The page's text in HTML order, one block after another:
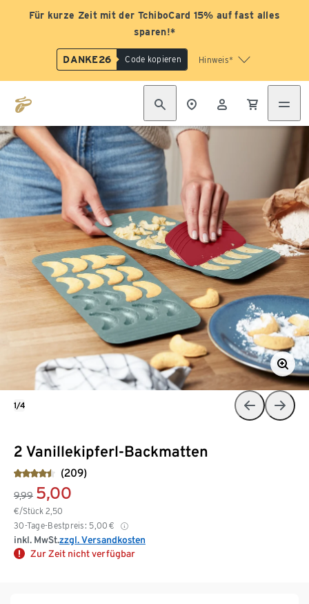
Für kurze Zeit mit der TchiboCard 15% auf fast alles
sparen!*
DANKE26 Code kopieren Hinweis*
2 Vanillekipferl-Backmatten
(209)
9,99 5,00
€/Stück 2,50
30-Tage-Bestpreis: 5,00 €
inkl. MwSt.zzgl. Versandkosten
Zur Zeit nicht verfügbar
1/4